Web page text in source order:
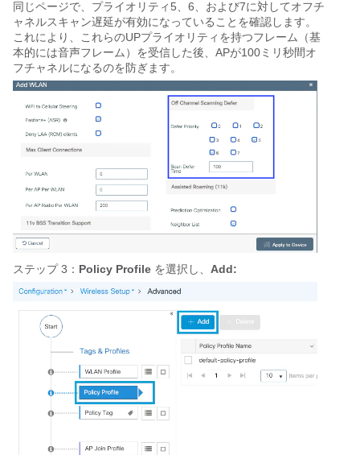
同じページで、プライオリティ5、6、および7に対してオフチ
ャネルスキャン遅延が有効になっていることを確認します。
これにより、これらのUPプライオリティを持つフレーム（基
本的には音声フレーム）を受信した後、APが100ミリ秒間オ
フチャネルになるのを防ぎます。
ステップ 3： Policy Profile を選択し、 Add: